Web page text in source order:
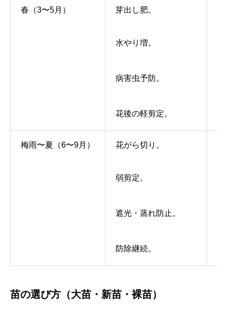
春（3〜5月） 芽出し肥。
水やり増。
病害虫予防。
花後の軽剪定。
梅雨〜夏（6〜9月） 花がら切り。
弱剪定。
遮光・蒸れ防止。
防除継続。
苗の選び方（大苗・新苗・裸苗）